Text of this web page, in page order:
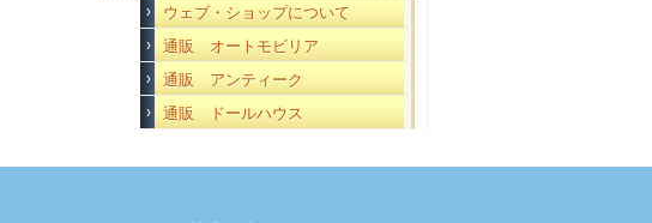
ウェブ・ショップについて
通販 オートモビリア
通販 アンティーク
通販 ドールハウス